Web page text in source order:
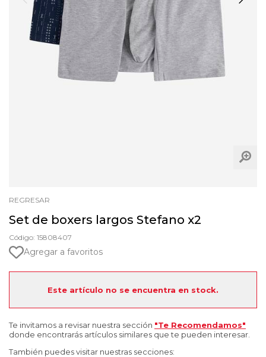
REGRESAR
Set de boxers largos Stefano x2
Código: 15808407
Agregar a favoritos
Este artículo no se encuentra en stock.
Te invitamos a revisar nuestra sección "Te Recomendamos"
donde encontrarás artículos similares que te pueden interesar.
También puedes visitar nuestras secciones: